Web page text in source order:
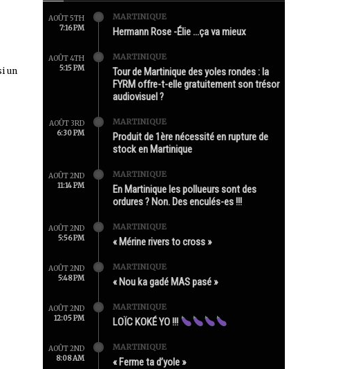
un
AOÛT 5TH
7:16 PM
MARTINIQUE
Hermann Rose -Élie …ça va mieux
AOÛT 4TH
5:15 PM
MARTINIQUE
Tour de Martinique des yoles rondes : la
FYRM offre-t-elle gratuitement son trésor
audiovisuel ?
AOÛT 3RD
6:30 PM
MARTINIQUE
Produit de 1ère nécessité en rupture de
stock en Martinique
AOÛT 2ND
11:14 PM
MARTINIQUE
En Martinique les pollueurs sont des
ordures ? Non. Des enculés-es !!!
AOÛT 2ND
5:56 PM
MARTINIQUE
« Mérine rivers to cross »
AOÛT 2ND
5:48 PM
MARTINIQUE
« Nou ka gadé MAS pasé »
AOÛT 2ND
12:05 PM
MARTINIQUE
LOÏC KOKÉ YO !!!
AOÛT 2ND
8:08 AM
MARTINIQUE
« Ferme ta d’yole »